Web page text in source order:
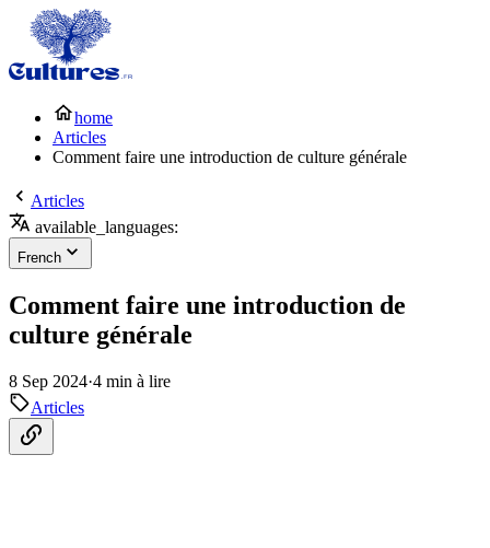
home
Articles
Comment faire une introduction de culture générale
Articles
available_languages:
French
Comment faire une introduction de
culture générale
8 Sep 2024·4 min à lire
Articles